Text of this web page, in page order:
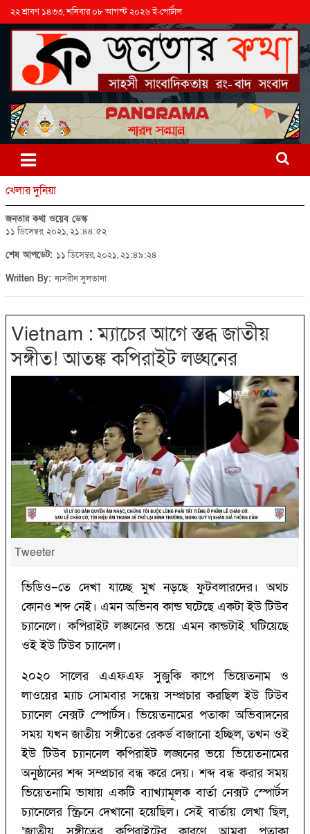
২২ শ্রাবণ ১৪৩৩, শনিবার ০৮ আগস্ট ২০২৬ ই-পোর্টাল
খেলার দুনিয়া
জনতার কথা ওয়েব ডেস্ক
১১ ডিসেম্বর, ২০২১, ২১:৪৪:৫২
শেষ আপডেট: ১১ ডিসেম্বর, ২০২১, ২১:৪৯:২৪
Written By:নাসরীন সুলতানা
Vietnam : ‌ম্যাচের আগে স্তব্ধ জাতীয়
সঙ্গীত!‌ আতঙ্ক কপিরাইট লঙ্ঘনের
Tweeter
ভিডিও–তে দেখা যাচ্ছে মুখ নড়ছে ফুটবলারদের। অথচ
কোনও শব্দ নেই। এমন অভিনব কান্ড ঘটেছে একটা ইউ টিউব
চ্যানেলে। কপিরাইট লঙ্ঘনের ভয়ে এমন কান্ডটাই ঘটিয়েছে
ওই ইউ টিউব চ্যানেল।
২০২০ সালের এএফএফ সুজুকি কাপে ভিয়েতনাম ও
লাওয়ের ম্যাচ সোমবার সন্ধেয় সম্প্রচার করছিল ইউ টিউব
চ্যানেল নেক্সট স্পোর্টস। ভিয়েতনামের পতাকা অভিবাদনের
সময় যখন জাতীয় সঙ্গীতের রেকর্ড বাজানো হচ্ছিল, তখন ওই
ইউ টিউব চ্যাননেল কপিরাইট লঙ্ঘনের ভয়ে ভিয়েতনামের
অনুষ্ঠানের শব্দ সম্প্রচার বন্ধ করে দেয়। শব্দ বন্ধ করার সময়
ভিয়েতনামি ভাষায় একটি ব্যাখ্যামূলক বার্তা নেক্সট স্পোর্টস
চ্যানেলের স্ক্রিনে দেখানো হয়েছিল। সেই বার্তায় লেখা ছিল,